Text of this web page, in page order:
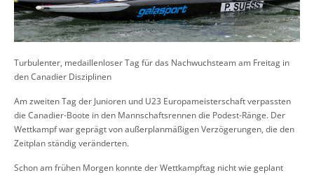
Turbulenter, medaillenloser Tag für das Nachwuchsteam am Freitag in
den Canadier Disziplinen
Am zweiten Tag der Junioren und U23 Europameisterschaft verpassten
die Canadier-Boote in den Mannschaftsrennen die Podest-Ränge. Der
Wettkampf war geprägt von außerplanmäßigen Verzögerungen, die den
Zeitplan ständig veränderten.
Schon am frühen Morgen konnte der Wettkampftag nicht wie geplant